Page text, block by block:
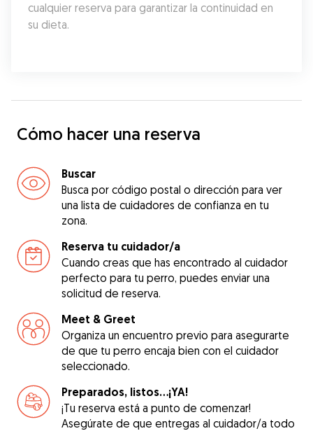
cualquier reserva para garantizar la continuidad en
su dieta.
Cómo hacer una reserva
Buscar
Busca por código postal o dirección para ver
una lista de cuidadores de confianza en tu
zona.
Reserva tu cuidador/a
Cuando creas que has encontrado al cuidador
perfecto para tu perro, puedes enviar una
solicitud de reserva.
Meet & Greet
Organiza un encuentro previo para asegurarte
de que tu perro encaja bien con el cuidador
seleccionado.
Preparados, listos...¡YA!
¡Tu reserva está a punto de comenzar!
Asegúrate de que entregas al cuidador/a todo